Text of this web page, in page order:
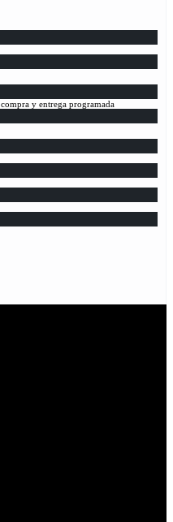
y entrega programada